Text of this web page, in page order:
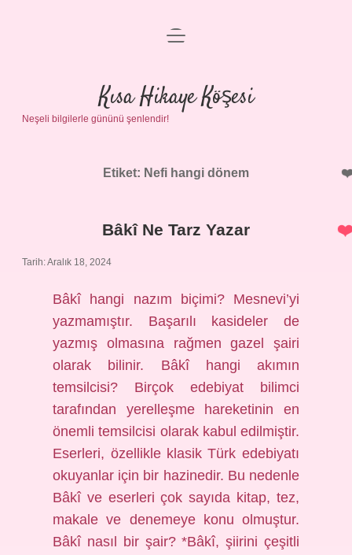
Anasayfa
Gizlilik Politikası
Yasal Uyarı
menüyü
Kısa Hikaye Köşesi
Neşeli bilgilerle gününü şenlendir!
Etiket: Nefi hangi dönem
Bâkî Ne Tarz Yazar
Tarih: Aralık 18, 2024
Bâkî hangi nazım biçimi? Mesnevi’yi
yazmamıştır. Başarılı kasideler de
yazmış olmasına rağmen gazel şairi
olarak bilinir. Bâkî hangi akımın
temsilcisi? Birçok edebiyat bilimci
tarafından yerelleşme hareketinin en
önemli temsilcisi olarak kabul edilmiştir.
Eserleri, özellikle klasik Türk edebiyatı
okuyanlar için bir hazinedir. Bu nedenle
Bâkî ve eserleri çok sayıda kitap, tez,
makale ve denemeye konu olmuştur.
Bâkî nasıl bir şair? *Bâkî, şiirini çeşitli